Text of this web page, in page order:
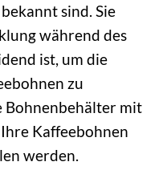
sind. Sie
während des
ist, um die
zu
Bohnenbehälter mit
Kaffeebohnen
werden.